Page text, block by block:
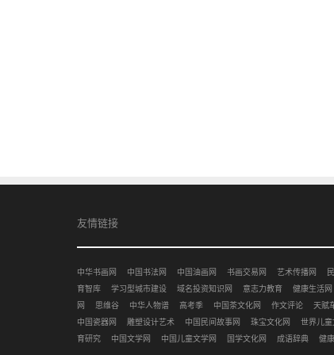
友情链接
中华书画网 中国书法网 中国油画网 书画交易网 艺术传播网
育智库
学习型城市建设 域名投资知识网 意志力教育 健康生活网
网
思维谷 中华人物谱 高考季 中国茶文化网 作文评论 天赋
中国瓷器网
雕塑设计艺术 中国民间故事网 珠宝文化网 世界儿童
育研究
中国文学网 中国儿童文学网 国学文化网 成语辞典 健